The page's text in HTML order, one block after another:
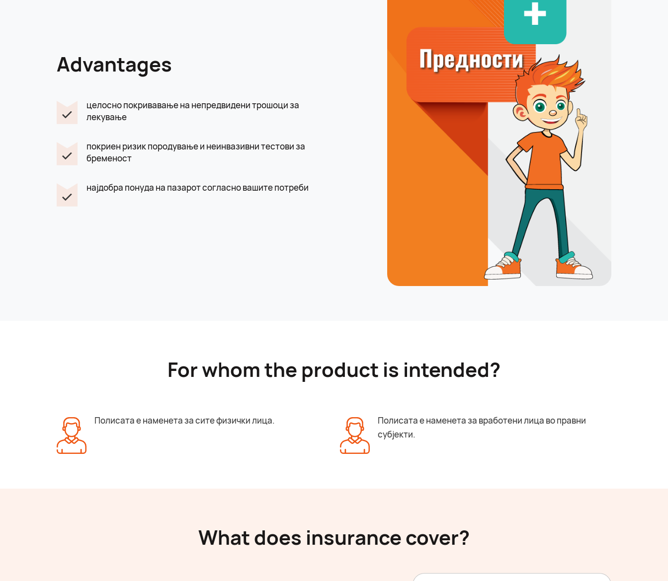
Advantages
целосно покривавање на непредвидени трошоци за
лекување
покриен ризик породување и неинвазивни тестови за
бременост
најдобра понуда на пазарот согласно вашите потреби
For whom the product is intended?
Полисата е наменета за сите физички лица.
Полисата е наменета за вработени лица во правни
субјекти.
What does insurance cover?